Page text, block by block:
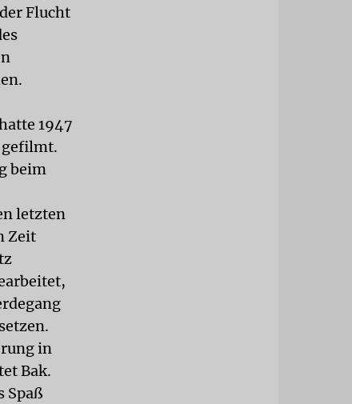
Flucht
1947
gefilmt.
beim
letzten
Zeit
in
Bak.
Spaß